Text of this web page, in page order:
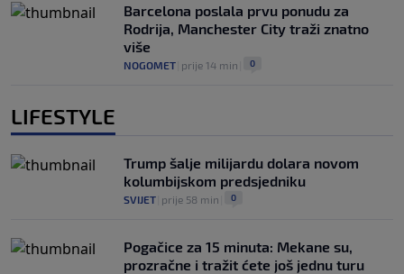
Barcelona poslala prvu ponudu za
Rodrija, Manchester City traži znatno
više
NOGOMET prije 14 min 0
LIFESTYLE
Trump šalje milijardu dolara novom
kolumbijskom predsjedniku
SVIJET prije 58 min 0
Pogačice za 15 minuta: Mekane su,
prozračne i tražit ćete još jednu turu